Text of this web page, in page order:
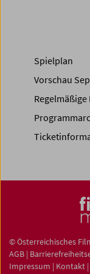
Spielplan
Vorschau
© Österreichisches
AGB |
Impressum | Kontakt |